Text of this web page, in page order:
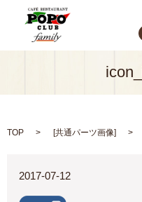
TOP [共通パーツ画像]
2017-07-12